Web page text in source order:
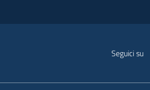
Seguici su